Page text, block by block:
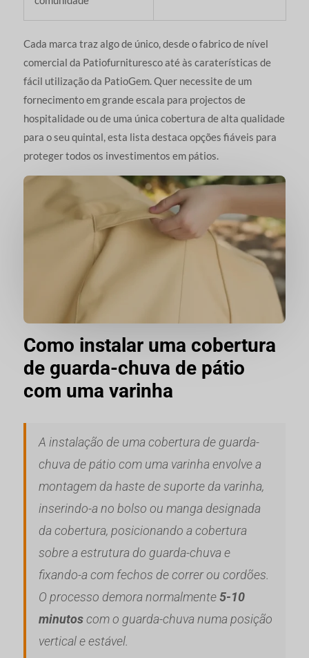
Cada marca traz algo de único, desde o fabrico de nível
comercial da Patiofurnituresco até às caraterísticas de
fácil utilização da PatioGem. Quer necessite de um
fornecimento em grande escala para projectos de
hospitalidade ou de uma única cobertura de alta qualidade
para o seu quintal, esta lista destaca opções fiáveis para
proteger todos os investimentos em pátios.
Como instalar uma cobertura
de guarda-chuva de pátio
com uma varinha
A instalação de uma cobertura de guarda-
chuva de pátio com uma varinha envolve a
montagem da haste de suporte da varinha,
inserindo-a no bolso ou manga designada
da cobertura, posicionando a cobertura
sobre a estrutura do guarda-chuva e
fixando-a com fechos de correr ou cordões.
O processo demora normalmente5-10
minutoscom o guarda-chuva numa posição
vertical e estável.